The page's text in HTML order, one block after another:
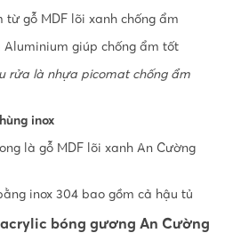
từ gỗ MDF lõi xanh chống ẩm
giúp chống ẩm tốt
rửa là nhựa picomat chống ẩm
inox
là gỗ MDF lõi xanh An Cường
inox 304 bao gồm cả hậu tủ
bóng gương An Cường